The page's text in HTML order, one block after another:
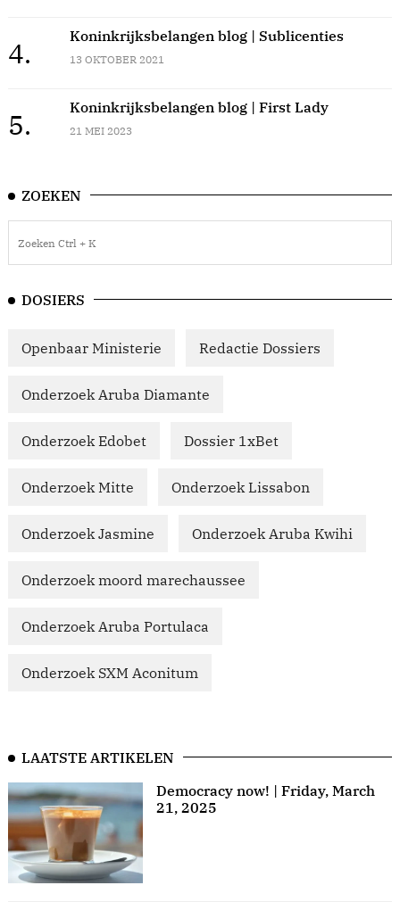
4.
Koninkrijksbelangen blog | Sublicenties
13 OKTOBER 2021
5.
Koninkrijksbelangen blog | First Lady
21 MEI 2023
ZOEKEN
DOSIERS
Openbaar Ministerie Redactie Dossiers
Onderzoek Aruba Diamante
Onderzoek Edobet Dossier 1xBet
Onderzoek Mitte Onderzoek Lissabon
Onderzoek Jasmine Onderzoek Aruba Kwihi
Onderzoek moord marechaussee
Onderzoek Aruba Portulaca
Onderzoek SXM Aconitum
LAATSTE ARTIKELEN
Democracy now! | Friday, March
21, 2025